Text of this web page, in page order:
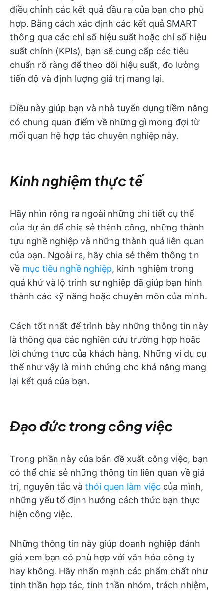
điều chỉnh các kết quả đầu ra của bạn cho phù
hợp. Bằng cách xác định các kết quả SMART
thông qua các chỉ số hiệu suất hoặc chỉ số hiệu
suất chính (KPIs), bạn sẽ cung cấp các tiêu
chuẩn rõ ràng để theo dõi hiệu suất, đo lường
tiến độ và định lượng giá trị mang lại.
Điều này giúp bạn và nhà tuyển dụng tiềm năng
có chung quan điểm về những gì mong đợi từ
mối quan hệ hợp tác chuyên nghiệp này.
Kinh nghiệm thực tế
Hãy nhìn rộng ra ngoài những chi tiết cụ thể
của dự án để chia sẻ thành công, những thành
tựu nghề nghiệp và những thành quả liên quan
của bạn. Ngoài ra, hãy chia sẻ thêm thông tin
về mục tiêu nghề nghiệp, kinh nghiệm trong
quá khứ và lộ trình sự nghiệp đã giúp bạn hình
thành các kỹ năng hoặc chuyên môn của mình.
Cách tốt nhất để trình bày những thông tin này
là thông qua các nghiên cứu trường hợp hoặc
lời chứng thực của khách hàng. Những ví dụ cụ
thể như vậy là minh chứng cho khả năng mang
lại kết quả của bạn.
Đạo đức trong công việc
Trong phần này của bản đề xuất công việc, bạn
có thể chia sẻ những thông tin liên quan về giá
trị, nguyên tắc và thói quen làm việc của mình,
những yếu tố định hướng cách thức bạn thực
hiện công việc.
Những thông tin này giúp doanh nghiệp đánh
giá xem bạn có phù hợp với văn hóa công ty
hay không. Hãy nhấn mạnh các phẩm chất như
tinh thần hợp tác, tinh thần nhóm, trách nhiệm,